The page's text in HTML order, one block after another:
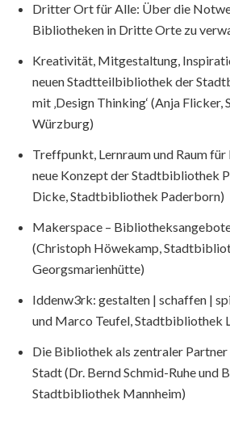
Dritter Ort für Alle: Über die
Bibliotheken in Dritte Orte zu
Kreativität, Mitgestaltung,
neuen Stadtteilbibliothek der
mit ‚Design Thinking‘ (Anja Flicker,
Würzburg)
Treffpunkt, Lernraum und Raum für
neue Konzept der Stadtbibliothek
Dicke, Stadtbibliothek Paderborn)
Makerspace –
(Christoph Höwekamp,
Georgsmarienhütte)
Iddenw3rk: gestalten | schaffen |
und Marco Teufel, Stadtbibliothek
Die Bibliothek als zentraler
Stadt (Dr. Bernd Schmid-Ruhe und
Stadtbibliothek Mannheim)